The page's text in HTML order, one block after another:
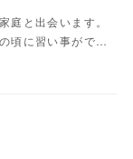
庭と出会います。
頃に習い事がで…